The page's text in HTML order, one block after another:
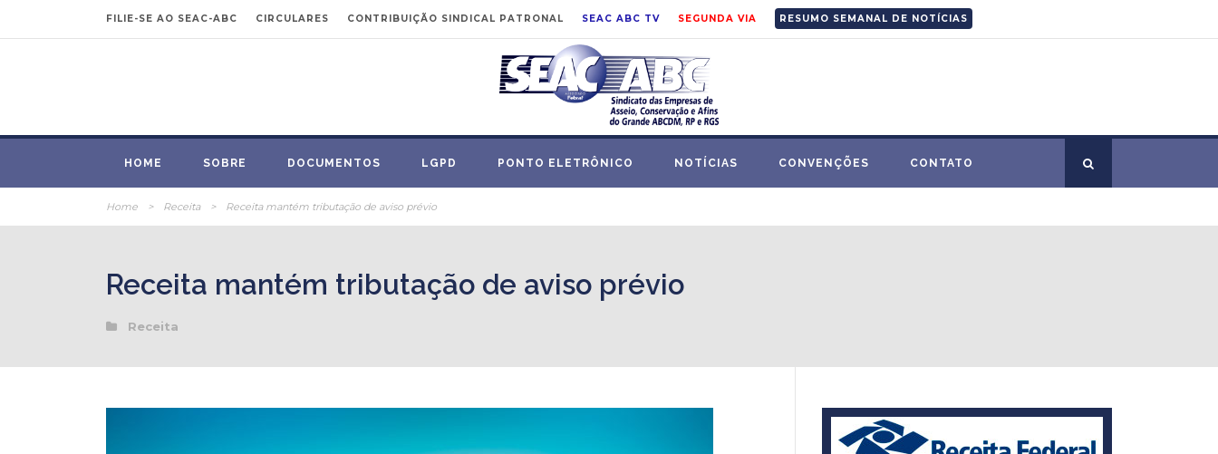
FILIE-SE AO SEAC-ABC CIRCULARES CONTRIBUIÇÃO SINDICAL PATRONAL SEAC ABC TV SEGUNDA VIA RESUMO SEMANAL DE NOTÍCIAS
HOME SOBRE DOCUMENTOS LGPD PONTO ELETRÔNICO NOTÍCIAS CONVENÇÕES CONTATO
Home > Receita > Receita mantém tributação de aviso prévio
Receita mantém tributação de aviso prévio
Receita